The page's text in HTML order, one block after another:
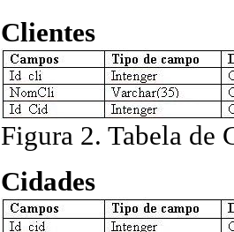
Clientes
Figura 2. Tabela de
Cidades